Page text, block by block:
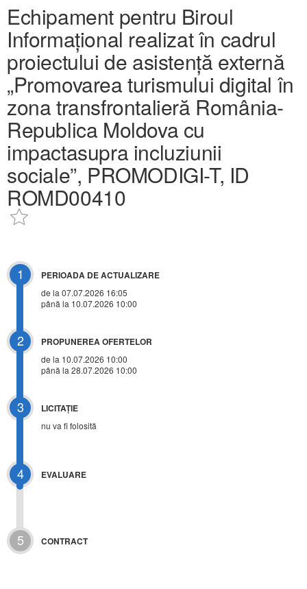
Echipament pentru Biroul
Informațional realizat în cadrul
proiectului de asistență externă
„Promovarea turismului digital în
zona transfrontalieră România-
Republica Moldova cu
impactasupra incluziunii
sociale”, PROMODIGI-T, ID
ROMD00410
1 PERIOADA DE ACTUALIZARE
de la 07.07.2026 16:05
până la 10.07.2026 10:00
2 PROPUNEREA OFERTELOR
de la 10.07.2026 10:00
până la 28.07.2026 10:00
3 LICITAŢIE
nu va fi folosită
4 EVALUARE
5 CONTRACT